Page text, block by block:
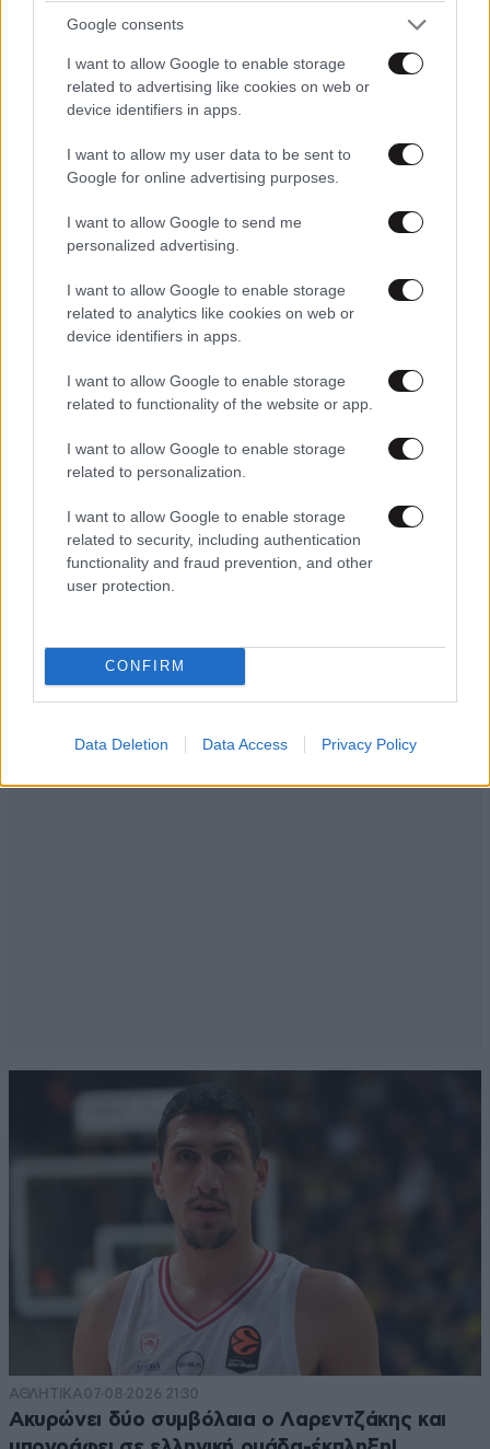
Google consents
I want to allow Google to enable storage
related to advertising like cookies on web or
device identifiers in apps.
I want to allow my user data to be sent to
Google for online advertising purposes.
I want to allow Google to send me
personalized advertising.
I want to allow Google to enable storage
related to analytics like cookies on web or
device identifiers in apps.
I want to allow Google to enable storage
related to functionality of the website or app.
I want to allow Google to enable storage
related to personalization.
I want to allow Google to enable storage
related to security, including authentication
functionality and fraud prevention, and other
user protection.
CONFIRM
Data Deletion Data Access Privacy Policy
08·08·2026 04:58
Στα ίχνη της «Αράχνης» του Άσαντ: Ο
άνθρωπος των βασανιστηρίων της Συρίας
εντοπίστηκε στη Ρωσία
ΑΘΛΗΤΙΚΑ07·08·2026 21:30
Ακυρώνει δύο συμβόλαια ο Λαρεντζάκης και